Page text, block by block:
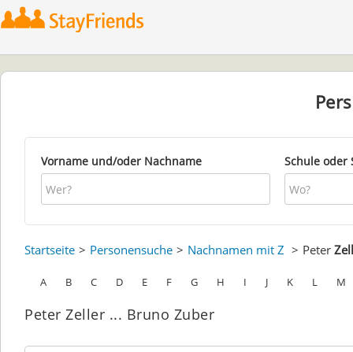
Vorname und/oder Nachname Schule oder
Startseite Personensuche Nachnamen mit Z Peter
A B C D E F G H I J K L M
Peter Zeller ... Bruno Zuber